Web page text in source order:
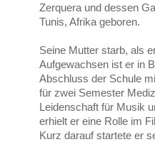
Zerquera und dessen
Tunis, Afrika geboren.
Seine Mutter starb, als
Aufgewachsen ist er in
Abschluss der Schule
für zwei Semester
Leidenschaft für Musik
erhielt er eine Rolle im
Kurz darauf startete er